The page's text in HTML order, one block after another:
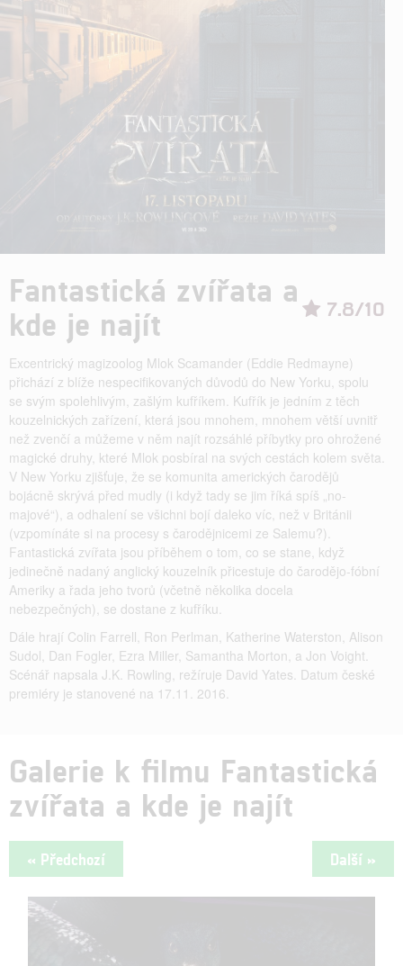
7.8/10
Fantastická zvířata a
kde je najít
Excentrický magizoolog Mlok Scamander (Eddie Redmayne)
přichází z blíže nespecifikovaných důvodů do New Yorku, spolu
se svým spolehlivým, zašlým kufříkem. Kufřík je jedním z těch
kouzelnických zařízení, která jsou mnohem, mnohem větší uvnitř
než zvenčí a můžeme v něm najít rozsáhlé příbytky pro ohrožené
magické druhy, které Mlok posbíral na svých cestách kolem světa.
V New Yorku zjišťuje, že se komunita amerických čarodějů
bojácně skrývá před mudly (i když tady se jim říká spíš „no-
majové“), a odhalení se všichni bojí daleko víc, než v Británii
(vzpomínáte si na procesy s čarodějnicemi ze Salemu?).
Fantastická zvířata jsou příběhem o tom, co se stane, když
jedinečně nadaný anglický kouzelník přicestuje do čarodějo-fóbní
Ameriky a řada jeho tvorů (včetně několika docela
nebezpečných), se dostane z kufříku.
Dále hrají Colin Farrell, Ron Perlman, Katherine Waterston, Alison
Sudol, Dan Fogler, Ezra Miller, Samantha Morton, a Jon Voight.
Scénář napsala J.K. Rowling, režíruje David Yates. Datum české
premiéry je stanovené na 17.11. 2016.
Galerie k filmu Fantastická
zvířata a kde je najít
« Předchozí Další »